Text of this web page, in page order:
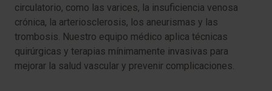
circulatorio, como las varices, la insuficiencia venosa
crónica, la arteriosclerosis, los aneurismas y las
trombosis. Nuestro equipo médico aplica técnicas
quirúrgicas y terapias mínimamente invasivas para
mejorar la salud vascular y prevenir complicaciones.